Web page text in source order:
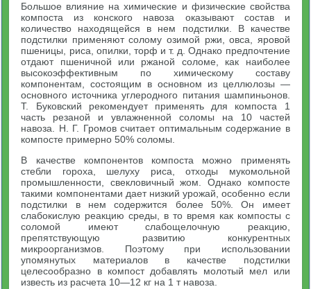
Большое влияние на химические и физические свойства
компоста из конского навоза оказывают состав и
количество находящейся в нем подстилки. В качестве
подстилки применяют солому озимой ржи, овса, яровой
пшеницы, риса, опилки, торф и т. д. Однако предпочтение
отдают пшеничной или ржаной соломе, как наиболее
высокоэффективным по химическому составу
компонентам, состоящим в основном из целлюлозы —
основного источника углеродного питания шампиньонов.
Т. Буковский рекомендует применять для компоста 1
часть резаной и увлажненной соломы на 10 частей
навоза. Н. Г. Громов считает оптимальным содержание в
компосте примерно 50% соломы.
В качестве компонентов компоста можно применять
стебли гороха, шелуху риса, отходы мукомольной
промышленности, свекловичный жом. Однако компосте
такими компонентами дает низкий урожай, особенно если
подстилки в нем содержится более 50%. Он имеет
слабокислую реакцию среды, в то время как компосты с
соломой имеют слабощелочную реакцию,
препятствующую развитию конкурентных
микроорганизмов. Поэтому при использовании
упомянутых материалов в качестве подстилки
целесообразно в компост добавлять молотый мел или
известь из расчета 10—12 кг на 1 т навоза.